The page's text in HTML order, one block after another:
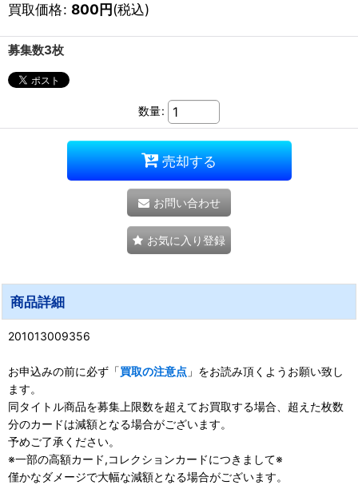
買取価格: 800円(税込)
募集数3枚
数量:
売却する
お問い合わせ
お気に入り登録
商品詳細
201013009356
お申込みの前に必ず「買取の注意点 」をお読み頂くようお願い致し
ます。
同タイトル商品を募集上限数を超えてお買取する場合、超えた枚数
分のカードは減額となる場合がございます。
予めご了承ください。
※一部の高額カード,コレクションカードにつきまして※
僅かなダメージで大幅な減額となる場合がございます。